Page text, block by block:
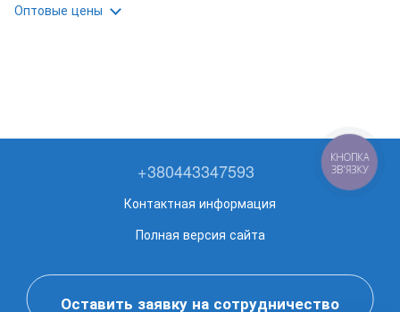
Оптовые цены
+380443347593
Контактная информация
Полная версия сайта
Оставить заявку на сотрудничество
КНОПКА
ЗВ'ЯЗКУ